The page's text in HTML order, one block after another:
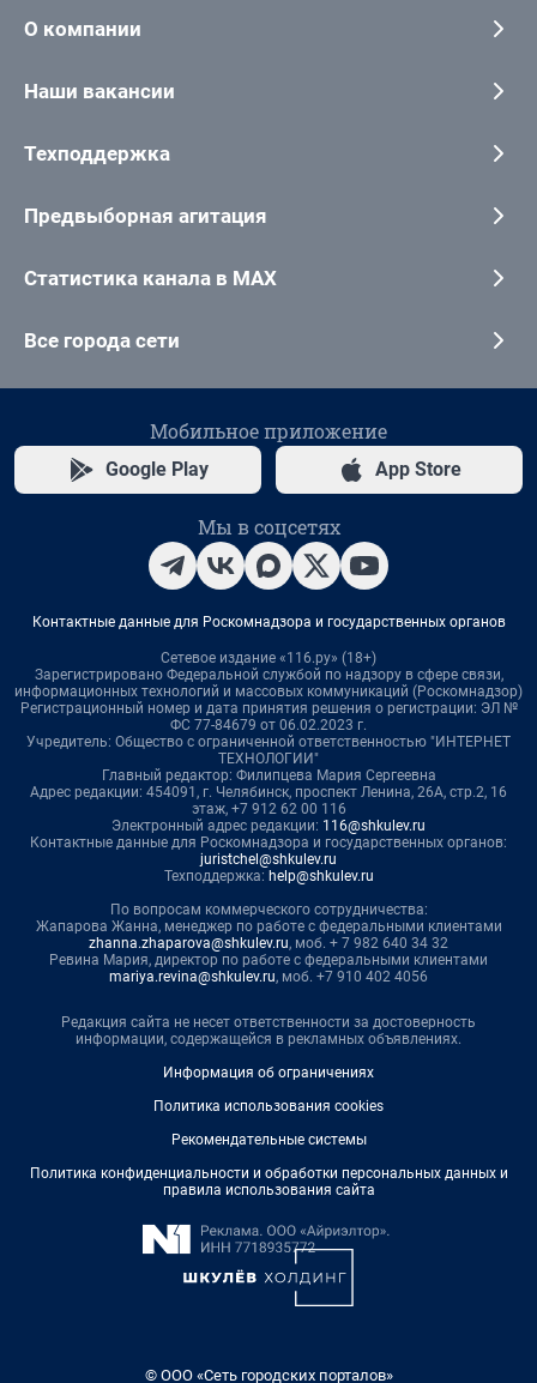
О компании
Наши вакансии
Техподдержка
Предвыборная агитация
Статистика канала в MAX
Все города сети
Мобильное приложение
Google Play App Store
Мы в соцсетях
Контактные данные для Роскомнадзора и государственных органов
Сетевое издание «116.ру» (18+)
Зарегистрировано Федеральной службой по надзору в сфере связи,
информационных технологий и массовых коммуникаций (Роскомнадзор)
Регистрационный номер и дата принятия решения о регистрации: ЭЛ №
ФС 77-84679 от 06.02.2023 г.
Учредитель: Общество с ограниченной ответственностью "ИНТЕРНЕТ
ТЕХНОЛОГИИ"
Главный редактор: Филипцева Мария Сергеевна
Адрес редакции: 454091, г. Челябинск, проспект Ленина, 26А, стр.2, 16
этаж, +7 912 62 00 116
Электронный адрес редакции: 116@shkulev.ru
Контактные данные для Роскомнадзора и государственных органов:
juristchel@shkulev.ru
Техподдержка: help@shkulev.ru
По вопросам коммерческого сотрудничества:
Жапарова Жанна, менеджер по работе с федеральными клиентами
zhanna.zhaparova@shkulev.ru, моб. + 7 982 640 34 32
Ревина Мария, директор по работе с федеральными клиентами
mariya.revina@shkulev.ru, моб. +7 910 402 4056
Редакция сайта не несет ответственности за достоверность
информации, содержащейся в рекламных объявлениях.
Информация об ограничениях
Политика использования cookies
Рекомендательные системы
Политика конфиденциальности и обработки персональных данных и
правила использования сайта
© ООО «Сеть городских порталов»